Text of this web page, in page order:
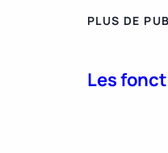
PLUS DE
Les